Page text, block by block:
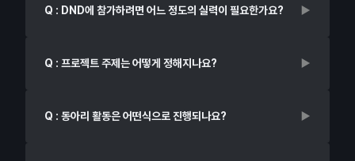
Q : DND에 참가하려면 어느 정도의 실력이 필요한가요?
Q : 프로젝트 주제는 어떻게 정해지나요?
Q : 동아리 활동은 어떤식으로 진행되나요?